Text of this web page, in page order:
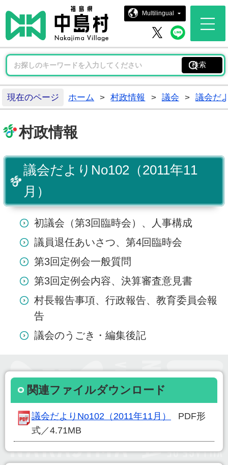
中島村ホ
Multilingual
中島村 X中島
現在のページ ホーム > 村政情報 > 議会 > 議会だ
村政情報
議会だよりNo102（2011年11
月）
初議会（第3回臨時会）、人事構成
議員退任あいさつ、第4回臨時会
第3回定例会一般質問
第3回定例会内容、決算審査意見書
村長報告事項、行政報告、教育委員会報
告
議会のうごき・編集後記
関連ファイルダウンロード
議会だよりNo102（2011年11月）
PDF形
式／4.71MB